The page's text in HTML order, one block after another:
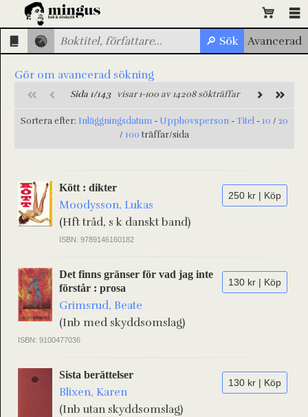
Gör om avancerad sökning
Sida 1/143visar 1-100 av 14208 sökträffar
Sortera efter: Inläggningsdatum - Upphovsperson -Titel - 10 / 20
/ 100 träffar/sida
250 kr | Köp
Kött : dikter
Moodysson, Lukas
(Hft tråd, s k danskt band)
ISBN: 9789146160182
130 kr | Köp
Det finns gränser för vad jag inte
förstår : prosa
Grimsrud, Beate
(Inb med skyddsomslag)
ISBN: 9100477036
130 kr | Köp
Sista berättelser
Blixen, Karen
(Inb utan skyddsomslag)